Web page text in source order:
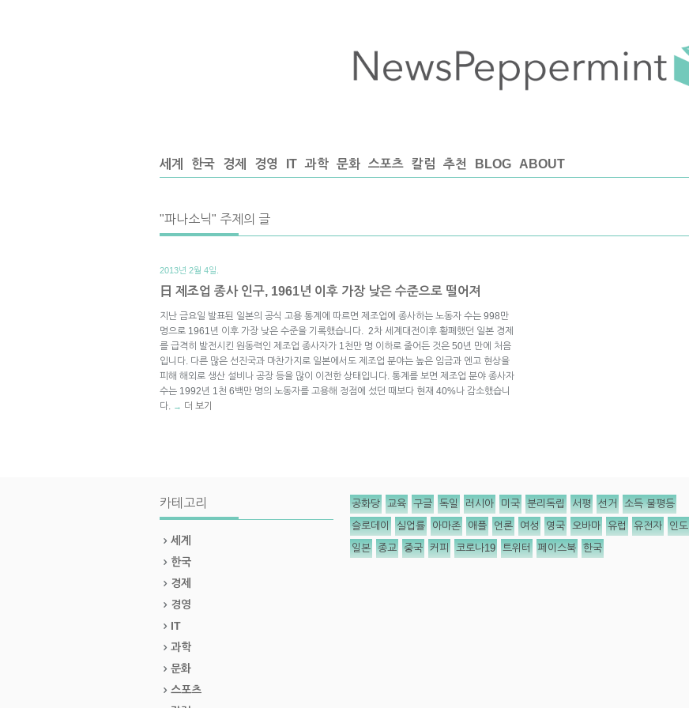
세계 한국 경제 경영 IT 과학 문화 스포츠 칼럼 추천 BLOG ABOUT
"파나소닉" 주제의 글
2013년 2월 4일.
日 제조업 종사 인구, 1961년 이후 가장 낮은 수준으로 떨어져
지난 금요일 발표된 일본의 공식 고용 통계에 따르면 제조업에 종사하는 노동자 수는 998만
명으로 1961년 이후 가장 낮은 수준을 기록했습니다. 2차 세계대전이후 황폐했던 일본 경제
를 급격히 발전시킨 원동력인 제조업 종사자가 1천만 명 이하로 줄어든 것은 50년 만에 처음
입니다. 다른 많은 선진국과 마찬가지로 일본에서도 제조업 분야는 높은 임금과 엔고 현상을
피해 해외로 생산 설비나 공장 등을 많이 이전한 상태입니다. 통계를 보면 제조업 분야 종사자
수는 1992년 1천 6백만 명의 노동자를 고용해 정점에 섰던 때보다 현재 40%나 감소했습니
다. → 더 보기
카테고리
세계
한국
경제
경영
IT
과학
문화
스포츠
공화당 교육 구글 독일 러시아 미국 분리독립 서평 선거 소득 불평등
슬로데이 실업률 아마존 애플 언론 여성 영국 오바마 유럽 유전자 인도
일본 종교 중국 커피 코로나19 트위터 페이스북 한국